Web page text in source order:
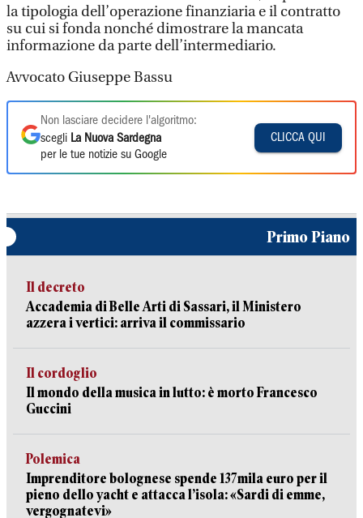
la tipologia dell’operazione finanziaria e il contratto
su cui si fonda nonché dimostrare la mancata
informazione da parte dell’intermediario.
Avvocato Giuseppe Bassu
Non lasciare decidere l'algoritmo:
scegli La Nuova Sardegna
per le tue notizie su Google
CLICCA QUI
Primo Piano
Il decreto
Accademia di Belle Arti di Sassari, il Ministero
azzera i vertici: arriva il commissario
Il cordoglio
Il mondo della musica in lutto: è morto Francesco
Guccini
Polemica
Imprenditore bolognese spende 137mila euro per il
pieno dello yacht e attacca l’isola: «Sardi di emme,
vergognatevi»